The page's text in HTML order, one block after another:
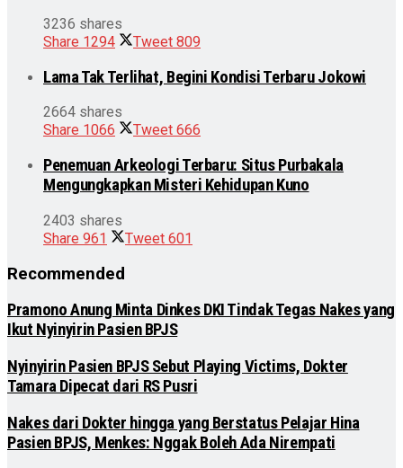
3236 shares
Share 1294 Tweet 809
Lama Tak Terlihat, Begini Kondisi Terbaru Jokowi
2664 shares
Share 1066 Tweet 666
Penemuan Arkeologi Terbaru: Situs Purbakala
Mengungkapkan Misteri Kehidupan Kuno
2403 shares
Share 961 Tweet 601
Recommended
Pramono Anung Minta Dinkes DKI Tindak Tegas Nakes yang
Ikut Nyinyirin Pasien BPJS
Nyinyirin Pasien BPJS Sebut Playing Victims, Dokter
Tamara Dipecat dari RS Pusri
Nakes dari Dokter hingga yang Berstatus Pelajar Hina
Pasien BPJS, Menkes: Nggak Boleh Ada Nirempati